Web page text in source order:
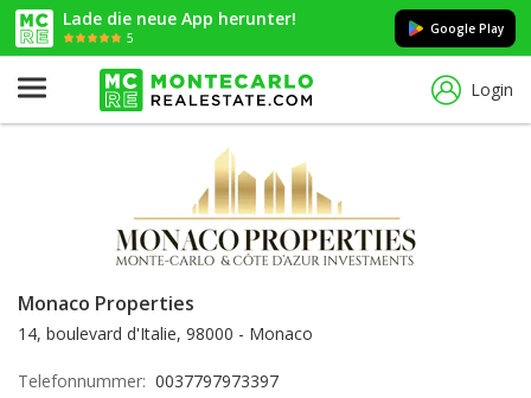
Lade die neue App herunter!
5
Google Play
Login
Monaco Properties
14, boulevard d'Italie, 98000 - Monaco
Telefonnummer: 0037797973397